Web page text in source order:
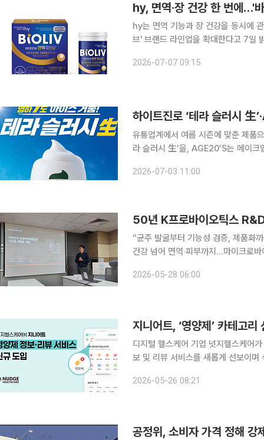
hy, 면역·장 건강 한 번에…'
hy는 면역 기능과 장 건강을 동시에
브' 브랜드 라인업을 확대한다고 7일 밝혔다. 신제품은 면역 기능과 장 건강을 함
원료는 인삼 뿌리에서 분리한 유산균
2026-07-07 09:15
유통업계에서 여름 시즌에 맞춘 제품
라 슬러시 生’을, AGE20’S는 메이크
터뉴토는 반려견 전용 한끼 영양식 ‘
2026-07-03 11:00
“균주 발굴부터 기능성 검증, 제품화
건강 넘어 면역‧피부까지...마이크로바이옴 연구 속도” 올해는 새로
품사 최초의 연구개발(R&D) 연구소
2026-05-28 06:00
지니어트, ‘영양제’ 카테고
디지털 헬스케어 기업 넛지헬스케어
보 및 리뷰 서비스를 새롭게 선보이며
뷰 서비스를 새롭게 도입했다고 26
2026-05-26 08:21
공정위, 소비자 가격 정해 강